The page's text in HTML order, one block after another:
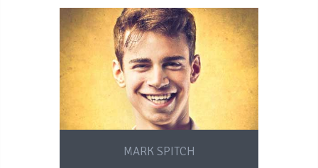
MARK SPITCH